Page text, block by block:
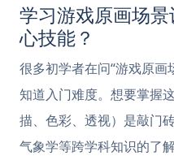
学习游戏原画场
心技能？
很多初学者在问“游戏原画
知道入门难度。想要掌握
描、色彩、透视）是敲门
气象学等跨学科知识的了